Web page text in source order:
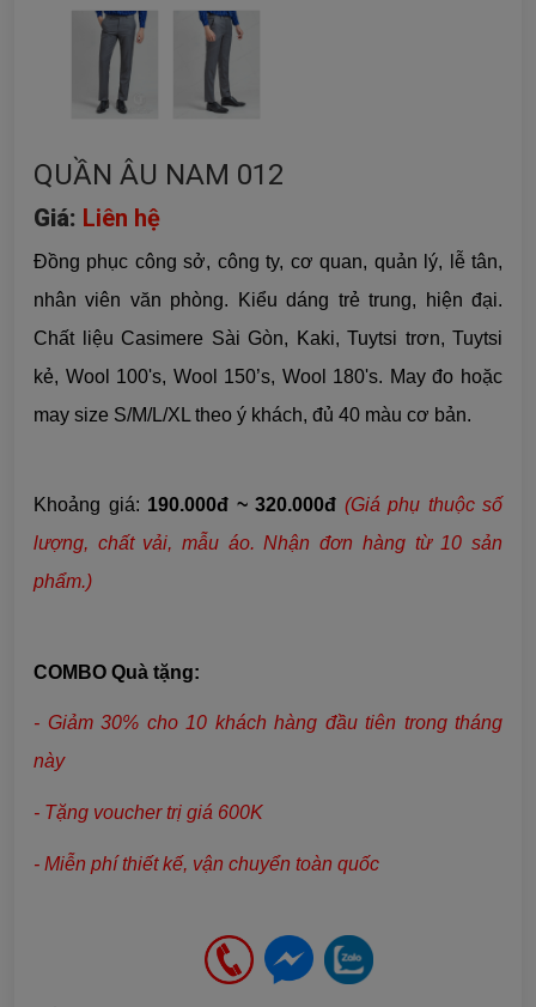
QUẦN ÂU NAM 012
Giá: Liên hệ
Đồng phục công sở, công ty, cơ quan, quản lý, lễ tân,
nhân viên văn phòng. Kiểu dáng trẻ trung, hiện đại.
Chất liệu Casimere Sài Gòn, Kaki, Tuytsi trơn, Tuytsi
kẻ, Wool 100's, Wool 150’s, Wool 180's. May đo hoặc
may size S/M/L/XL theo ý khách, đủ 40 màu cơ bản.
Khoảng giá: 190.000đ ~ 320.000đ (Giá phụ thuộc số
lượng, chất vải, mẫu áo. Nhận đơn hàng từ 10 sản
phẩm.)
COMBO Quà tặng:
- Giảm 30% cho 10 khách hàng đầu tiên trong tháng
này
- Tặng voucher trị giá 600K
- Miễn phí thiết kế, vận chuyển toàn quốc